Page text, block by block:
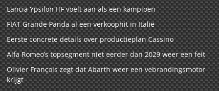
Lancia Ypsilon HF voelt aan als een kampioen
FIAT Grande Panda al een verkoophit in Italië
Eerste concrete details over productieplan Cassino
Alfa Romeo’s topsegment niet eerder dan 2029 weer een feit
Olivier François zegt dat Abarth weer een vebrandingsmotor
krijgt